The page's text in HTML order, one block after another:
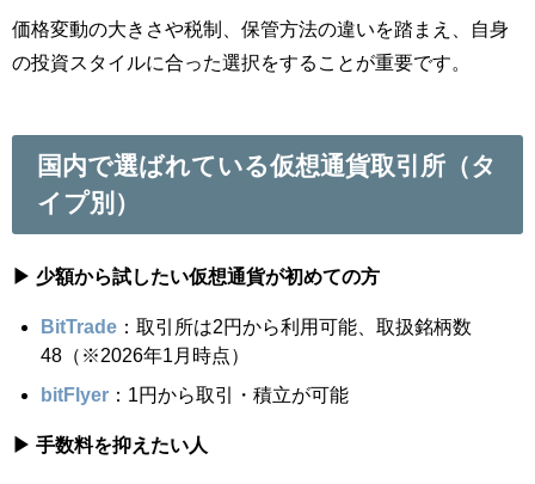
価格変動の大きさや税制、保管方法の違いを踏まえ、自身
の投資スタイルに合った選択をすることが重要です。
国内で選ばれている仮想通貨取引所（タ
イプ別）
▶ 少額から試したい仮想通貨が初めての方
BitTrade ：取引所は2円から利用可能、取扱銘柄数
48（※2026年1月時点）
bitFlyer ：1円から取引・積立が可能
▶ 手数料を抑えたい人